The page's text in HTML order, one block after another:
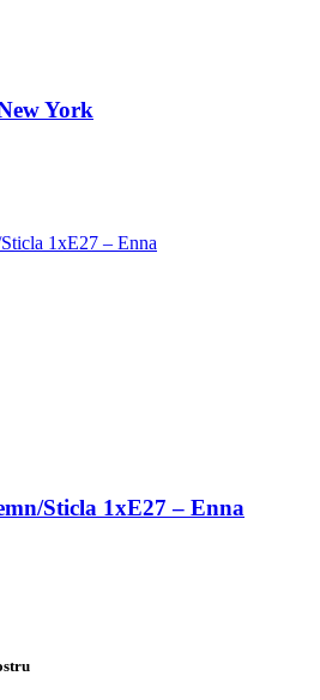
York
Sticla 1xE27 – Enna